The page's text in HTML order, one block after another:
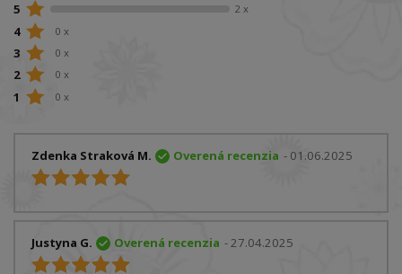
5 2 x
4 0 x
3 0 x
2 0 x
1 0 x
Zdenka Straková M. Overená recenzia - 01.06.2025
Justyna G. Overená recenzia - 27.04.2025